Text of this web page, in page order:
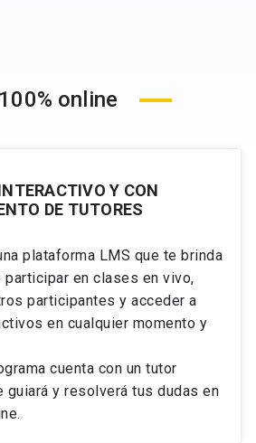
online
Y CON
DE TUTORES
plataforma LMS que te brinda
participar en clases en vivo,
participantes y acceder a
en cualquier momento y
cuenta con un tutor
guiará y resolverá tus dudas en